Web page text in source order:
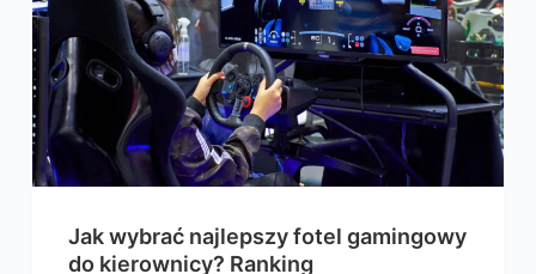
Jak wybrać najlepszy fotel gamingowy
do kierownicy? Ranking